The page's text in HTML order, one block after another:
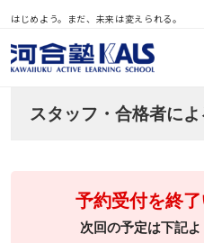
はじめよう。まだ、未来は変えられる。
スタッフ・合格者に
予約受付を終了
次回の予定は下記よ